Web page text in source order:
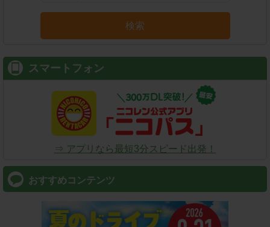
検索
スマートフォン
⇒ アプリなら最短3分スピード出発！
おすすめコンテンツ